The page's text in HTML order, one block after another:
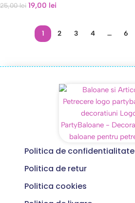
25,00lei 19,00 lei
1 2 3 4 … 6
Politica de confidentialitate
Politica de retur
Politica cookies